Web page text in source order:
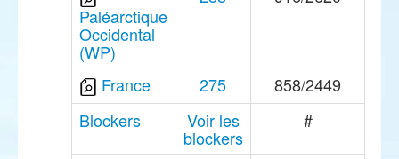
Paléarctique
Occidental
(WP)
France 275
858/2449
Blockers
Voir les
blockers
#